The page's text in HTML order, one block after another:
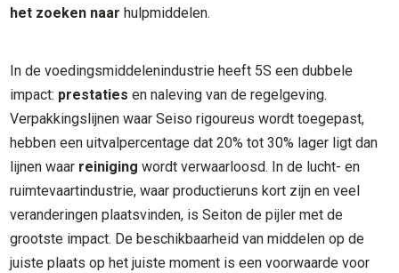
het zoeken naar hulpmiddelen.
In de voedingsmiddelenindustrie heeft 5S een dubbele
impact: prestaties en naleving van de regelgeving.
Verpakkingslijnen waar Seiso rigoureus wordt toegepast,
hebben een uitvalpercentage dat 20% tot 30% lager ligt dan
lijnen waar reiniging wordt verwaarloosd. In de lucht- en
ruimtevaartindustrie, waar productieruns kort zijn en veel
veranderingen plaatsvinden, is Seiton de pijler met de
grootste impact. De beschikbaarheid van middelen op de
juiste plaats op het juiste moment is een voorwaarde voor